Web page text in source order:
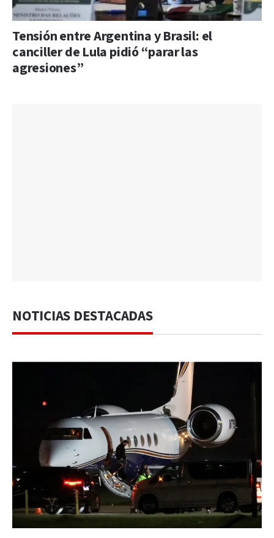
Tensión entre Argentina y Brasil: el
canciller de Lula pidió “parar las
agresiones”
NOTICIAS DESTACADAS